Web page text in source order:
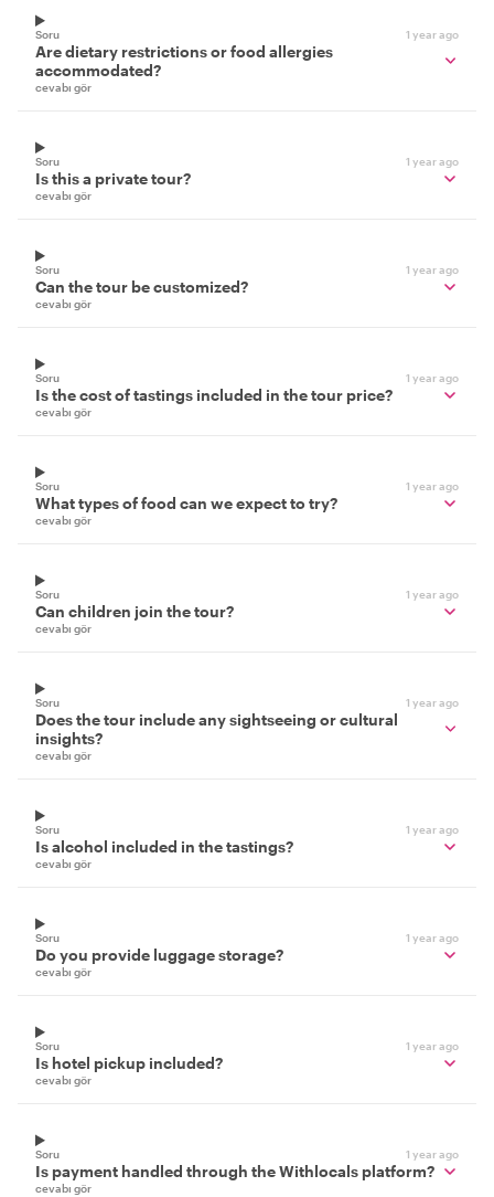
Soru 1 year ago
Are dietary restrictions or food allergies
accommodated?
cevabı gör
Soru 1 year ago
Is this a private tour?
cevabı gör
Soru 1 year ago
Can the tour be customized?
cevabı gör
Soru 1 year ago
Is the cost of tastings included in the tour price?
cevabı gör
Soru 1 year ago
What types of food can we expect to try?
cevabı gör
Soru 1 year ago
Can children join the tour?
cevabı gör
Soru 1 year ago
Does the tour include any sightseeing or cultural
insights?
cevabı gör
Soru 1 year ago
Is alcohol included in the tastings?
cevabı gör
Soru 1 year ago
Do you provide luggage storage?
cevabı gör
Soru 1 year ago
Is hotel pickup included?
cevabı gör
Soru 1 year ago
Is payment handled through the Withlocals platform?
cevabı gör